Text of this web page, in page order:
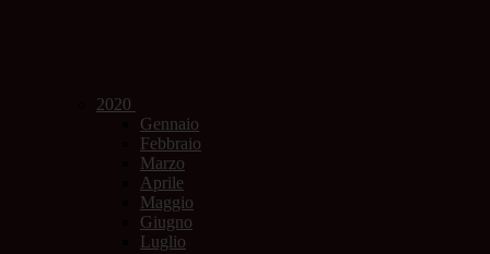
2020
Gennaio
Febbraio
Marzo
Aprile
Maggio
Giugno
Luglio